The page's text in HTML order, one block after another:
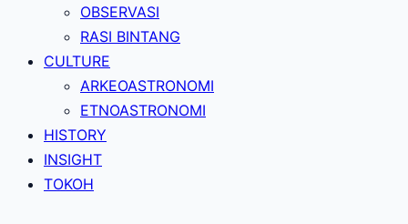
OBSERVASI
RASI BINTANG
CULTURE
ARKEOASTRONOMI
ETNOASTRONOMI
HISTORY
INSIGHT
TOKOH